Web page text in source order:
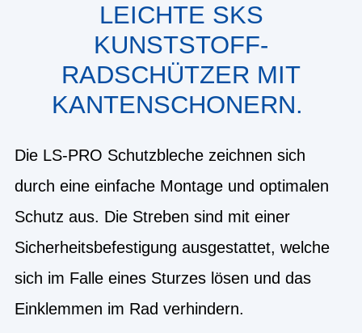
LEICHTE SKS
KUNSTSTOFF-
RADSCHÜTZER MIT
KANTENSCHONERN.
Die LS-PRO Schutzbleche zeichnen sich
durch eine einfache Montage und optimalen
Schutz aus. Die Streben sind mit einer
Sicherheitsbefestigung ausgestattet, welche
sich im Falle eines Sturzes lösen und das
Einklemmen im Rad verhindern.